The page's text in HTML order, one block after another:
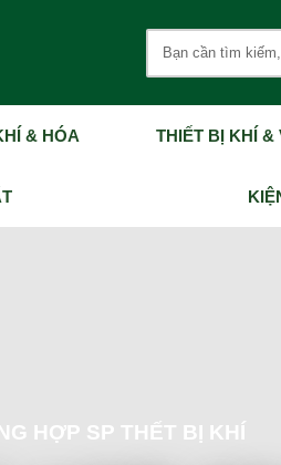
& HÓA THIẾT BỊ KHÍ &
HỢP SP THẾT BỊ KHÍ